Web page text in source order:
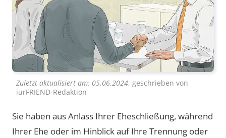
Zuletzt aktualisiert am: 05.06.2024, geschrieben von
iurFRIEND-Redaktion
Sie haben aus Anlass Ihrer Eheschließung, während
Ihrer Ehe oder im Hinblick auf Ihre Trennung oder